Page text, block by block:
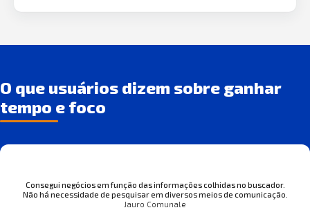
O que usuários dizem sobre ganhar
tempo e foco
Consegui negócios em função das informações colhidas no buscador.
Não há necessidade de pesquisar em diversos meios de comunicação.
Jauro Comunale